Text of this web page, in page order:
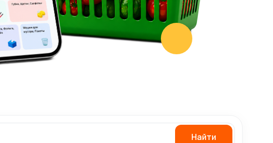
Найти